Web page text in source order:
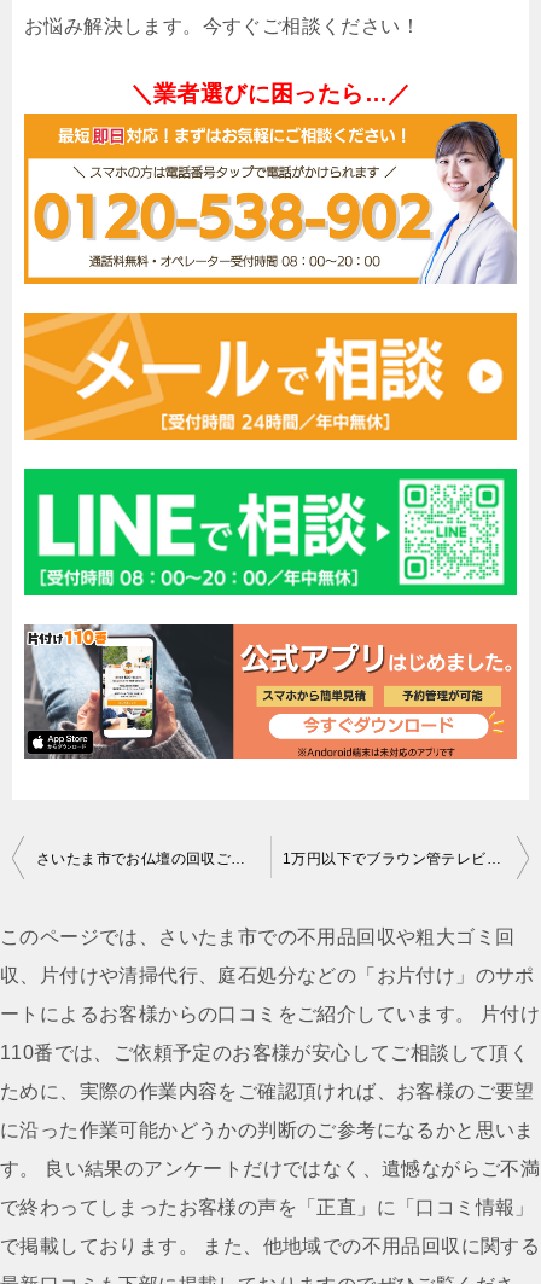
お悩み解決します。今すぐご相談ください！
＼業者選びに困ったら…／
投
ナ
ビ
ゲ
ー
シ
ョ
ン
さいたま市でお仏壇の回収ご依頼 お客様の声 1万円以下でブラウン管テレビやパソコンなどが電話1本で処分できた！運び出しもお任せでお願いできた、と喜んで頂けました！
このページでは、さいたま市での不用品回収や粗大ゴミ回
収、片付けや清掃代行、庭石処分などの「お片付け」のサポ
ートによるお客様からの口コミをご紹介しています。 片付け
110番では、ご依頼予定のお客様が安心してご相談して頂く
ために、実際の作業内容をご確認頂ければ、お客様のご要望
に沿った作業可能かどうかの判断のご参考になるかと思いま
す。 良い結果のアンケートだけではなく、遺憾ながらご不満
で終わってしまったお客様の声を「正直」に「口コミ情報」
で掲載しております。 また、他地域での不用品回収に関する